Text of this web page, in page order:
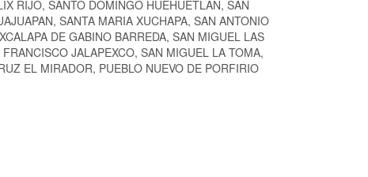
RIJO, SANTO DOMINGO HUEHUETLAN, SAN
SANTA MARIA XUCHAPA, SAN ANTONIO
DE GABINO BARREDA, SAN MIGUEL LAS
JALAPEXCO, SAN MIGUEL LA TOMA,
EL MIRADOR, PUEBLO NUEVO DE PORFIRIO